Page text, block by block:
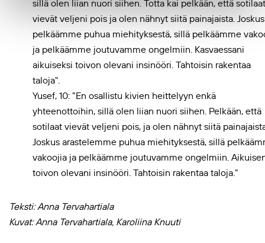
Yusef, 10: ”En osallistu kivien heittelyyn enkä
yhteenottoihin, sillä olen liian nuori siihen. Pelkään, että
sotilaat vievät veljeni pois, ja olen nähnyt siitä
Joskus arastelemme puhua miehityksestä, sillä
vakoojia ja pelkäämme joutuvamme ongelmiin.
toivon olevani insinööri. Tahtoisin rakentaa taloja.”
Teksti: Anna Tervahartiala
Kuvat: Anna Tervahartiala, Karoliina Knuuti